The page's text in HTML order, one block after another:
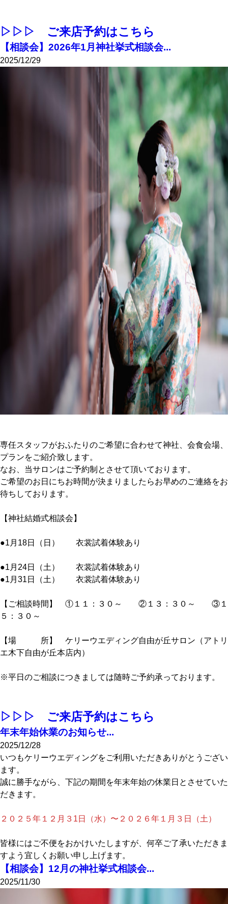
▷▷▷ ご来店予約はこちら
【相談会】2026年1月神社挙式相談会...
2025/12/29
専任スタッフがおふたりのご希望に合わせて神社、会食会場、
プランをご紹介致します。
なお、当サロンはご予約制とさせて頂いております。
ご希望のお日にちお時間が決まりましたらお早めのご連絡をお
待ちしております。
【神社結婚式相談会】
●1月18日（日） 衣裳試着体験あり
●1月24日（土） 衣裳試着体験あり
●1月31日（土） 衣裳試着体験あり
【ご相談時間】 ①１１：３０～ ②１３：３０～ ③１
５：３０～
【場 所】 ケリーウエディング自由が丘サロン（アトリ
エ木下自由が丘本店内）
※平日のご相談につきましては随時ご予約承っております。
▷▷▷ ご来店予約はこちら
年末年始休業のお知らせ...
2025/12/28
いつもケリーウエディングをご利用いただきありがとうござい
ます。
誠に勝手ながら、下記の期間を年末年始の休業日とさせていた
だきます。
２０２５年１２月３1日（水）〜２０２６年１月３日（土）
皆様にはご不便をおかけいたしますが、何卒ご了承いただきま
すよう宜しくお願い申し上げます。
【相談会】12月の神社挙式相談会...
2025/11/30